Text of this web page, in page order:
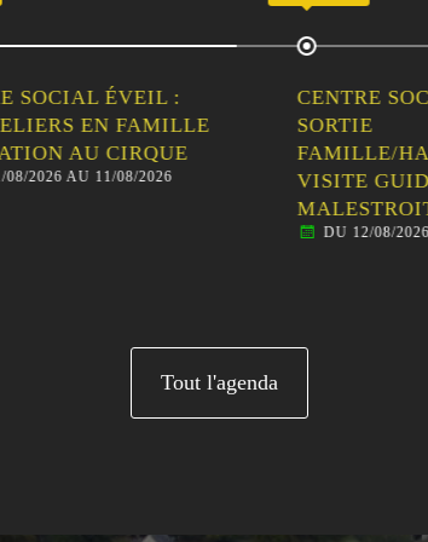
ÉVEIL :
EN FAMILLE
AU CIRQUE
AU 11/08/2026
CENTRE
SORTIE
FAMILLE/
VISITE GUIDÉE
MALESTROIT
DU 12/08/2026 AU
Tout l'agenda